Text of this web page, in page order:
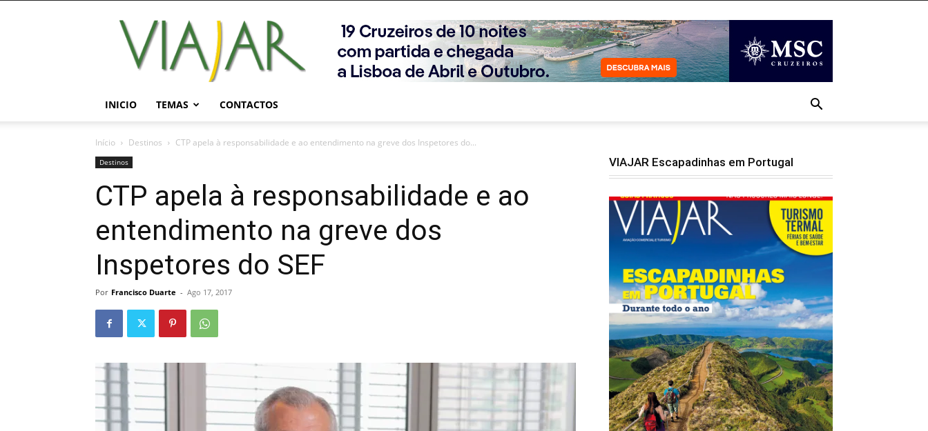
Viajar
Magazine
Online
INICIO TEMAS CONTACTOS
Início Destinos CTP apela à responsabilidade e ao entendimento na greve dos Inspetores do...
Destinos
CTP apela à responsabilidade e ao
entendimento na greve dos
Inspetores do SEF
Por Francisco Duarte - Ago 17, 2017
VIAJAR Escapadinhas em Portugal